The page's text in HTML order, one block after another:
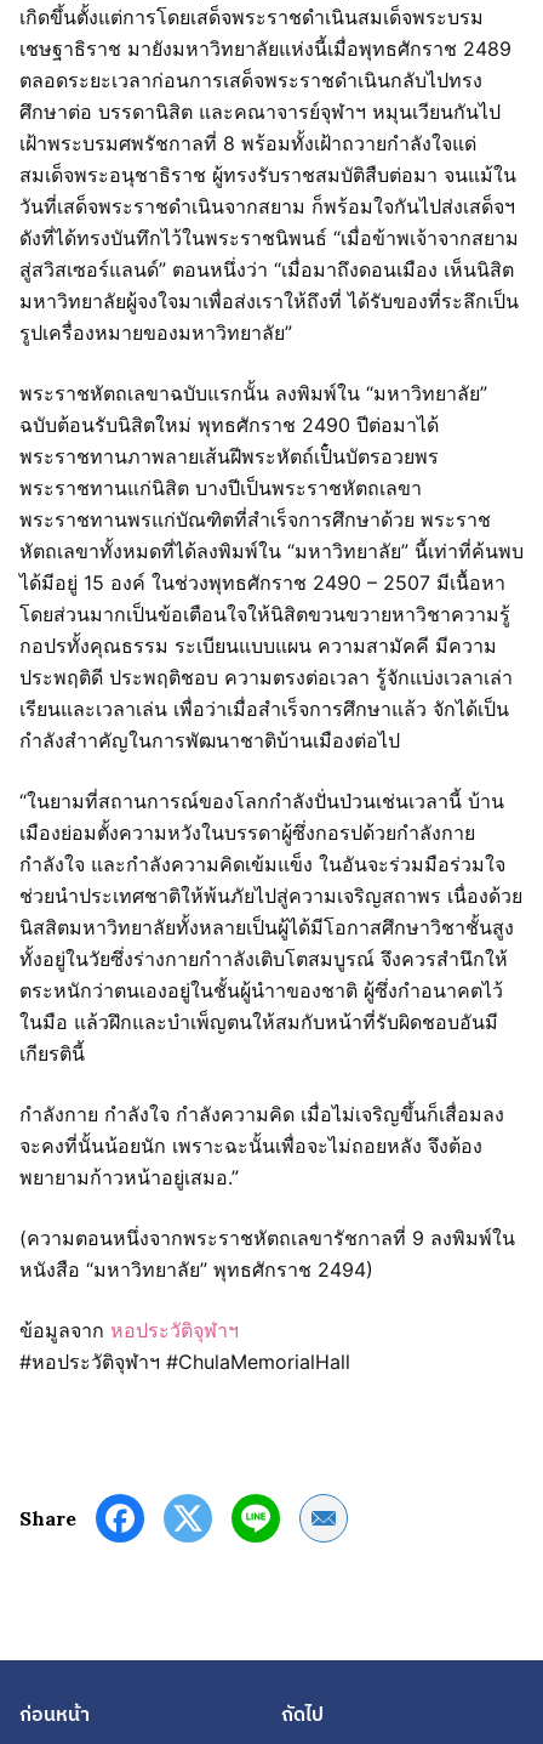
เกิดขึ้นตั้งแต่การโดยเสด็จพระราชดำเนินสมเด็จพระบรม
เชษฐาธิราช มายังมหาวิทยาลัยแห่งนี้เมื่อพุทธศักราช 2489
ตลอดระยะเวลาก่อนการเสด็จพระราชดำเนินกลับไปทรง
ศึกษาต่อ บรรดานิสิต และคณาจารย์จุฬาฯ หมุนเวียนกันไป
เฝ้าพระบรมศพรัชกาลที่ 8 พร้อมทั้งเฝ้าถวายกำลังใจแด่
สมเด็จพระอนุชาธิราช ผู้ทรงรับราชสมบัติสืบต่อมา จนแม้ใน
วันที่เสด็จพระราชดำเนินจากสยาม ก็พร้อมใจกันไปส่งเสด็จฯ
ดังที่ได้ทรงบันทึกไว้ในพระราชนิพนธ์ “เมื่อข้าพเจ้าจากสยาม
สู่สวิสเซอร์แลนด์” ตอนหนึ่งว่า “เมื่อมาถึงดอนเมือง เห็นนิสิต
มหาวิทยาลัยผู้จงใจมาเพื่อส่งเราให้ถึงที่ ได้รับของที่ระลึกเป็น
รูปเครื่องหมายของมหาวิทยาลัย”
พระราชหัตถเลขาฉบับแรกนั้น ลงพิมพ์ใน “มหาวิทยาลัย”
ฉบับต้อนรับนิสิตใหม่ พุทธศักราช 2490 ปีต่อมาได้
พระราชทานภาพลายเส้นฝีพระหัตถ์เป็๋นบัตรอวยพร
พระราชทานแก่นิสิต บางปีเป็นพระราชหัตถเลขา
พระราชทานพรแก่บัณฑิตที่สำเร็จการศึกษาด้วย พระราช
หัตถเลขาทั้งหมดที่ได้ลงพิมพ์ใน “มหาวิทยาลัย” นี้เท่าที่ค้นพบ
ได้มีอยู่ 15 องค์ ในช่วงพุทธศักราช 2490 – 2507 มีเนื้อหา
โดยส่วนมากเป็นข้อเตือนใจให้นิสิตขวนขวายหาวิชาความรู้
กอปรทั้งคุณธรรม ระเบียนแบบแผน ความสามัคคี มีความ
ประพฤติดี ประพฤติชอบ ความตรงต่อเวลา รู้จักแบ่งเวลาเล่า
เรียนและเวลาเล่น เพื่อว่าเมื่อสำเร็จการศึกษาแล้ว จักได้เป็น
กำลังสำาคัญในการพัฒนาชาติบ้านเมืองต่อไป
“ในยามที่สถานการณ์ของโลกกำลังปั่นป่วนเช่นเวลานี้ บ้าน
เมืองย่อมตั้งความหวังในบรรดาผู้ซึ่งกอรปด้วยกำลังกาย
กำลังใจ และกำลังความคิดเข้มแข็ง ในอันจะร่วมมือร่วมใจ
ช่วยนำประเทศชาติให้พ้นภัยไปสู่ความเจริญสถาพร เนื่องด้วย
นิสสิตมหาวิทยาลัยทั้งหลายเป็นผู้ได้มีโอกาสศึกษาวิชาชั้นสูง
ทั้งอยู่ในวัยซึ่งร่างกายกำาลังเติบโตสมบูรณ์ จึงควรสำนึกให้
ตระหนักว่าตนเองอยู่ในชั้นผู้นำาของชาติ ผู้ซึ่งกำอนาคตไว้
ในมือ แล้วฝึกและบำเพ็ญตนให้สมกับหน้าที่รับผิดชอบอันมี
เกียรตินี้
กำลังกาย กำลังใจ กำลังความคิด เมื่อไม่เจริญขึ้นก็เสื่อมลง
จะคงที่นั้นน้อยนัก เพราะฉะนั้นเพื่อจะไม่ถอยหลัง จึงต้อง
พยายามก้าวหน้าอยู่เสมอ.”
(ความตอนหนึ่งจากพระราชหัตถเลขารัชกาลที่ 9 ลงพิมพ์ใน
หนังสือ “มหาวิทยาลัย” พุทธศักราช 2494)
ข้อมูลจาก หอประวัติจุฬาฯ
#หอประวัติจุฬาฯ #ChulaMemorialHall
Share Share by Email
ก่อนหน้า ถัดไป